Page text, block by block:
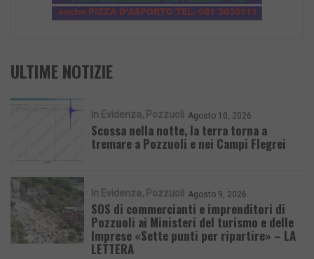
ULTIME NOTIZIE
In Evidenza Pozzuoli Agosto 10, 2026
Scossa nella notte, la terra torna a
tremare a Pozzuoli e nei Campi Flegrei
In Evidenza Pozzuoli Agosto 9, 2026
SOS di commercianti e imprenditori di
Pozzuoli ai Ministeri del turismo e delle
Imprese «Sette punti per ripartire» – LA
LETTERA